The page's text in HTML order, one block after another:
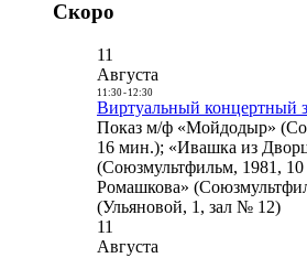
Скоро
11
Августа
11:30- 12:30
Виртуальный концертный
Показ м/ф «Мойдодыр»
16 мин.); «Ивашка из
(Союзмультфильм, 1981,
Ромашкова»
(Ульяновой, 1, зал № 12)
11
Августа